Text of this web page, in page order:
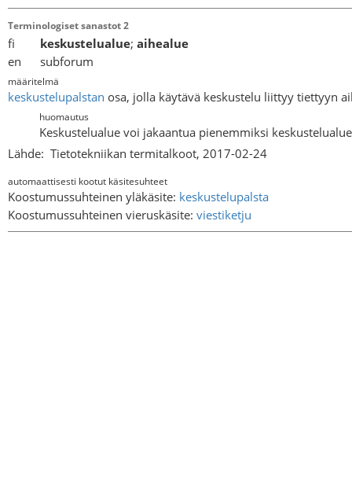
Terminologiset sanastot 2
fi keskustelualue; aihealue
en subforum
määritelmä
keskustelupalstan osa, jolla käytävä keskustelu liittyy tiettyyn
huomautus
Keskustelualue voi jakaantua pienemmiksi
Lähde: Tietotekniikan termitalkoot, 2017-02-24
automaattisesti kootut käsitesuhteet
Koostumussuhteinen yläkäsite: keskustelupalsta
Koostumussuhteinen vieruskäsite: viestiketju